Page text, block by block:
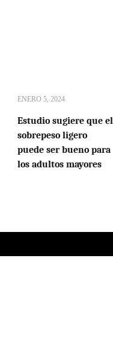
ENERO 5, 2024
Estudio sugiere que el
sobrepeso ligero
puede ser bueno para
los adultos mayores